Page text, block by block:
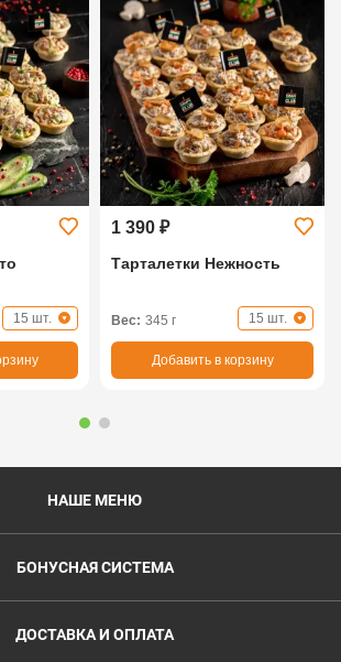
15 шт.
1 390 ₽
Тарталетки Нежность
Вес: 345 г 15 шт.
Добавить в корзину
НАШЕ МЕНЮ
БОНУСНАЯ СИСТЕМА
ДОСТАВКА И ОПЛАТА